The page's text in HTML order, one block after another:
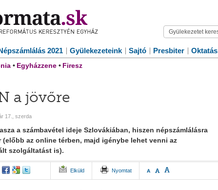
2021 Gyülekezeteink Sajtó Presbiter Oktatás
• Egyházzene • Firesz
a jövőre
17., szerda
a számbavétel ideje Szlovákiában, hiszen népszámlálásra
(előbb az online térben, majd igénybe lehet venni az
szolgáltatást is).
Elküld Nyomtat A A A